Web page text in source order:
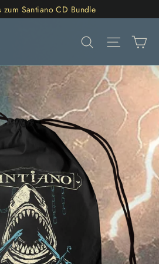
zum Santiano CD Bundle
Suche